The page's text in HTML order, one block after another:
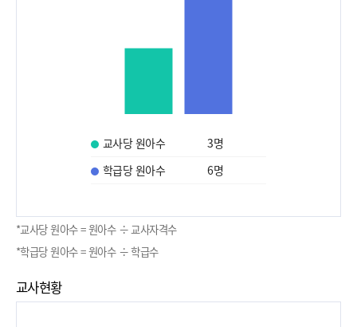
교사당 원아수 3명
학급당 원아수
6명
*교사당 원아수 = 원아수 ÷ 교사자격수
*학급당 원아수 = 원아수 ÷ 학급수
교사현황